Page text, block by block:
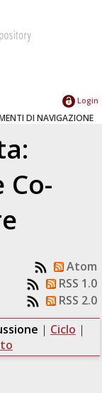
Login
DI NAVIGAZIONE
Co-
Atom
RSS 1.0
RSS 2.0
| Ciclo |